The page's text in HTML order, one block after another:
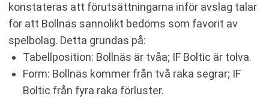
konstateras att förutsättningarna inför avslag talar
för att Bollnäs sannolikt bedöms som favorit av
spelbolag. Detta grundas på:
Tabellposition: Bollnäs är tvåa; IF Boltic är tolva.
Form: Bollnäs kommer från två raka segrar; IF
Boltic från fyra raka förluster.